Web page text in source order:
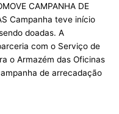
CAMPANHA DE
Campanha teve início
doadas. A
com o Serviço de
o Armazém das Oficinas
de arrecadação